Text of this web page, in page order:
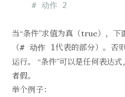
# 动作 2
当“条件”求值为真（true），下
（# 动作 1代表的部分）。否
运行。 “条件”可以是任何表达
者假。
举个例子：